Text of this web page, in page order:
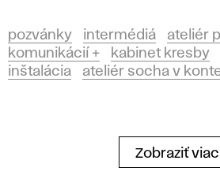
pozvánky intermédiá
ateliér
komunikácií +
kabinet kresby
inštalácia
ateliér socha v
Zobraziť viac